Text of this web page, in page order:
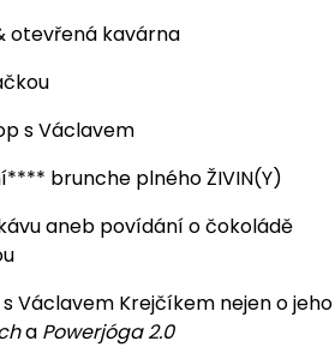
otevřená kavárna
s Václavem
brunche plného ŽIVIN(Y)
aneb povídání o čokoládě
s Václavem Krejčíkem nejen o jeho
a Powerjóga 2.0